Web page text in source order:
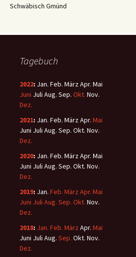
Schwäbisch Gmünd
Tagebuch
2022: Jan. Feb. MärzApr. Mai
Juni Juli Aug. Sep. Okt. Nov.
Dez.
2021: Jan. Feb. MärzApr. Mai
Juni Juli Aug. Sep. Okt. Nov.
Dez.
2020: Jan. Feb. MärzApr. Mai
Juni Juli Aug. Sep. Okt. Nov.
Dez.
2019: Jan. Feb. März Apr. Mai
Juni Juli Aug. Sep. Okt. Nov.
Dez.
2018: Jan. Feb. März Apr. Mai
Juni Juli Aug. Sep. Okt. Nov.
Dez.